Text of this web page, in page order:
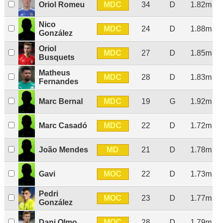
Oriol Romeu MDC 34 D 1.82m
Nico
González
MDC 24 D 1.88m
Oriol
Busquets
MDC 27 D 1.85m
Matheus
Fernandes
MDC 28 D 1.83m
Marc Bernal MDC 19 G 1.92m
Marc Casadó MDC 22 D 1.72m
João Mendes MD 21 D 1.78m
Gavi MOC 22 D 1.73m
Pedri
González
MOC 23 D 1.77m